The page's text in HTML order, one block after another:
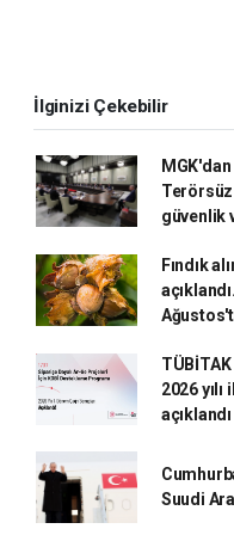
İlginizi Çekebilir
güvenlik
Fındık
2026
açıklandı
Suudi